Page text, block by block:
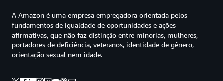
A Amazon é uma empresa empregadora orientada pelos
fundamentos de igualdade de oportunidades e ações
afirmativas, que não faz distinção entre minorias, mulheres,
portadores de deficiência, veteranos, identidade de gênero,
orientação sexual nem idade.